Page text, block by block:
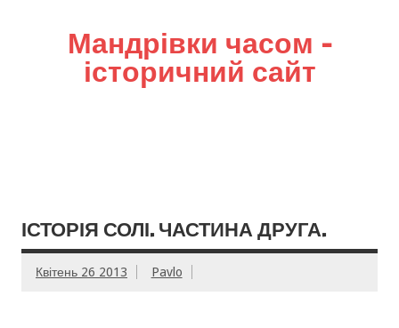
Мандрівки часом –
історичний сайт
ІСТОРІЯ СОЛІ. ЧАСТИНА ДРУГА.
Квітень 26 2013 Pavlo